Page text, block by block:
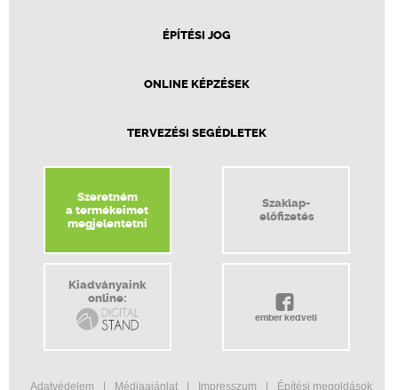
ÉPÍTÉSI JOG
ONLINE KÉPZÉSEK
TERVEZÉSI SEGÉDLETEK
Szeretném
a termékeimet
megjelentetni
Szaklap-
előfizetés
Kiadványaink
online:
ember kedveli
Adatvédelem Médiaajánlat Impresszum Építési megoldások